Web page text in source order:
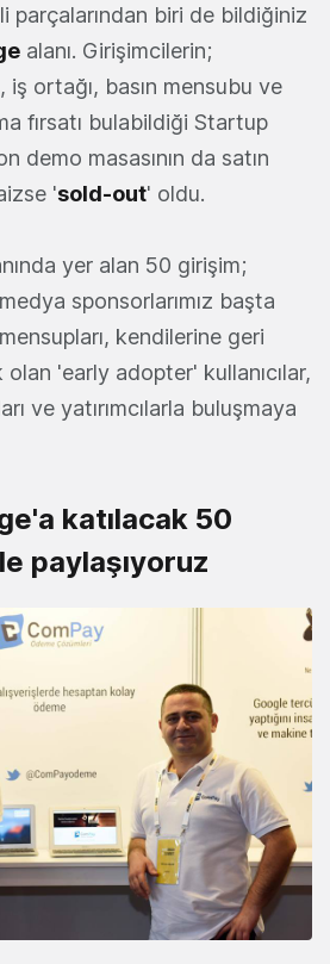
parçalarından biri de bildiğiniz
alanı. Girişimcilerin;
iş ortağı, basın mensubu ve
fırsatı bulabildiği Startup
demo masasının da satın
'sold-out' oldu.
yer alan 50 girişim;
sponsorlarımız başta
kendilerine geri
'early adopter' kullanıcılar,
ve yatırımcılarla buluşmaya
katılacak 50
paylaşıyoruz